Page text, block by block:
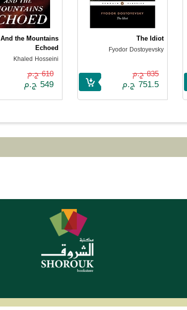
The Idiot
Fyodor Dostoyevsky
835 ج.م
751.5 ج.م
And the Mountains
Echoed
Khaled Hosseini
610 ج.م
549 ج.م